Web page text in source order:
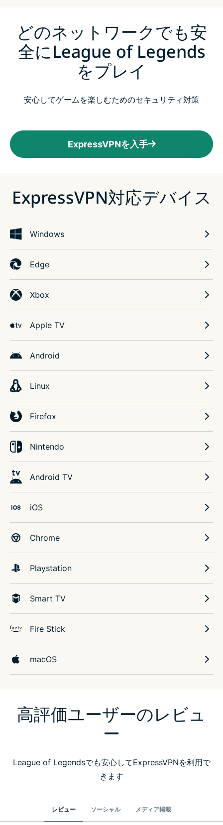
どのネットワークでも安
全にLeague of Legends
をプレイ
安心してゲームを楽しむためのセキュリティ対策
ExpressVPNを入手
ExpressVPN対応デバイス
Windows
Edge
Xbox
Apple TV
Android
Linux
Firefox
Nintendo
Android TV
iOS
Chrome
Playstation
Smart TV
Fire Stick
macOS
高評価ユーザーのレビュ
ー
League of Legendsでも安心してExpressVPNを利用で
きます
レビュー ソーシャル メディア掲載